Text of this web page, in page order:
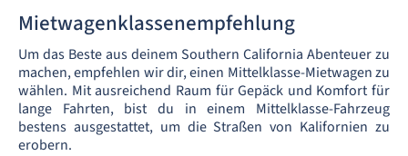
Mietwagenklassenempfehlung
Um das Beste aus deinem Southern California Abenteuer zu
machen, empfehlen wir dir, einen Mittelklasse-Mietwagen zu
wählen. Mit ausreichend Raum für Gepäck und Komfort für
lange Fahrten, bist du in einem Mittelklasse-Fahrzeug
bestens ausgestattet, um die Straßen von Kalifornien zu
erobern.